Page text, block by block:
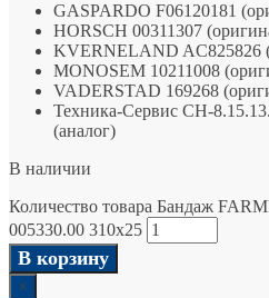
GASPARDO F06120181
HORSCH 00311307
KVERNELAND AC825826
MONOSEM 10211008
VADERSTAD 169268
Техника-Сервис СН-
(аналог)
В наличии
Количество товара Бандаж
005330.00 310x25
В корзину
×